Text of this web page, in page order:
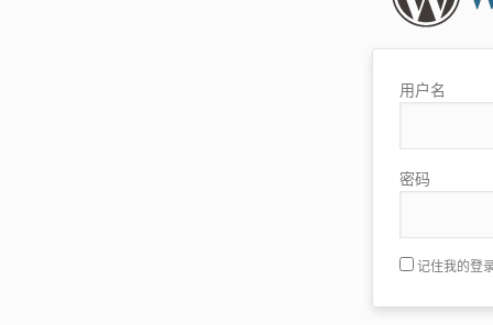
用户名
密码
记住我的登